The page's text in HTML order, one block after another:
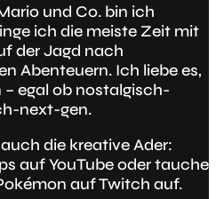
und Co. bin ich
ich die meiste Zeit mit
der Jagd nach
Abenteuern. Ich liebe es,
egal ob nostalgisch-
next-gen.
die kreative Ader:
auf YouTube oder tauche
auf Twitch auf.